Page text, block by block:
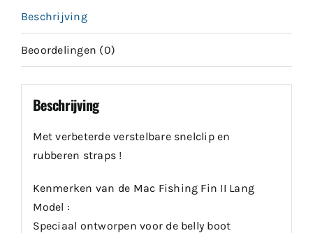
Beschrijving
Beoordelingen (0)
Beschrijving
Met verbeterde verstelbare snelclip en
rubberen straps !
Kenmerken van de Mac Fishing Fin II Lang
Model :
Speciaal ontworpen voor de belly boot